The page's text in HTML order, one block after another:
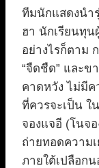
ทีมนักแสดงนำ
ฮา นักเรียนทุ
อย่างไรก็ตาม
“จืดชืด” และข
คาดหวัง ไม่มี
ที่ควรจะเป็น
จองแจอี (โนจ
ถ่ายทอดความ
ภายใต้เปลือก